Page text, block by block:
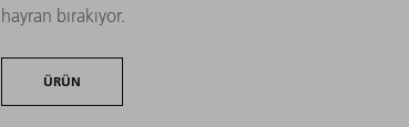
hayran bırakıyor.
ÜRÜN